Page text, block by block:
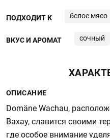
ПОДХОДИТ К белое мясо
ВКУС И АРОМАТ сочный
ОПИСАНИЕ
Domäne Wachau,
Вахау, славится своими
где особое внимание